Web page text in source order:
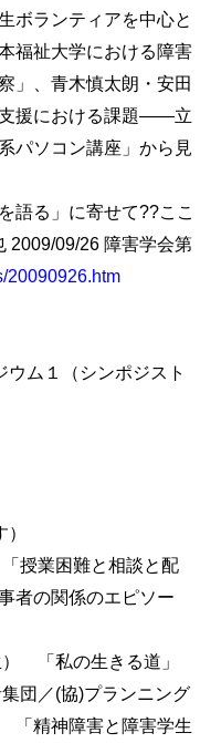
ボランティアを中心と
福祉大学における障害
」、青木慎太朗・安田
援における課題――立
パソコン講座」から見
語る」に寄せて??ここ
2009/09/26 障害学会第
20090926.htm
ム１（シンポジスト
授業困難と相談と配
者の関係のエピソー
「私の生きる道」
団／(協)プランニング
「精神障害と障害学生